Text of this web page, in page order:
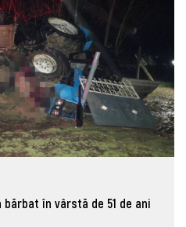
în vârstă de 51 de ani